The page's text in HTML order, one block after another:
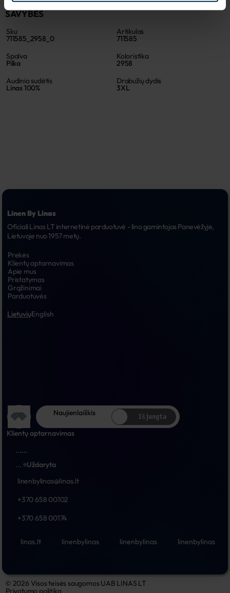
SAVYBĖS
Sku
711585_2958_0
Artikulas
711585
Spalva
Pilka
Koloristika
2958
Audinio sudėtis
Linas 100%
Drabužių dydis
3XL
Linen By Linas
Oficiali Linas LT internetinė parduotuvė - lino gamintojas Panevėžyje,
Lietuvoje nuo 1957 metų.
Prekės
Klientų aptarnavimas
Apie mus
Pristatymas
Grąžinimai
Parduotuvės
LietuviųEnglish
Naujienlaiškis Išjungta
Klientų aptarnavimas
......
...
Uždaryta
linenbylinas@linas.lt
+370 658 00102
+370 658 00174
linas.lt linenbylinas linenbylinas linenbylinas
© 2026 Visos teisės saugomos UAB LINAS LT
Privatumo politika